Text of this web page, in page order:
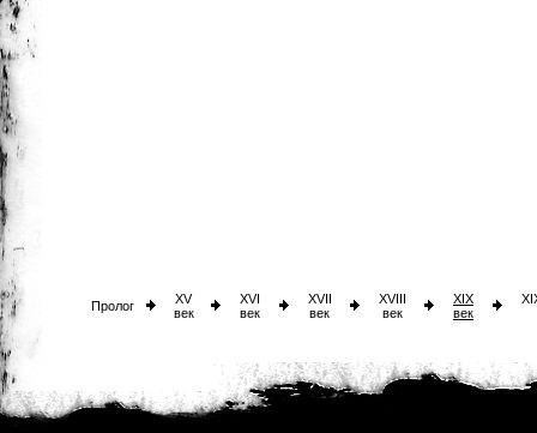
Пролог
XV
век
XVI
век
XVII
век
XVIII
век
XIX
век